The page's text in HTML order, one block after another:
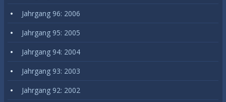
Jahrgang 96: 2006
Jahrgang 95: 2005
Jahrgang 94: 2004
Jahrgang 93: 2003
Jahrgang 92: 2002